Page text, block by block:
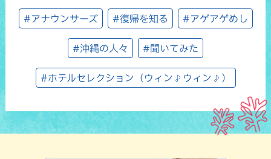
#アナウンサーズ #復帰を知る #アゲアゲめし
#沖縄の人々 #聞いてみた
#ホテルセレクション（ウィン♪ウィン♪）